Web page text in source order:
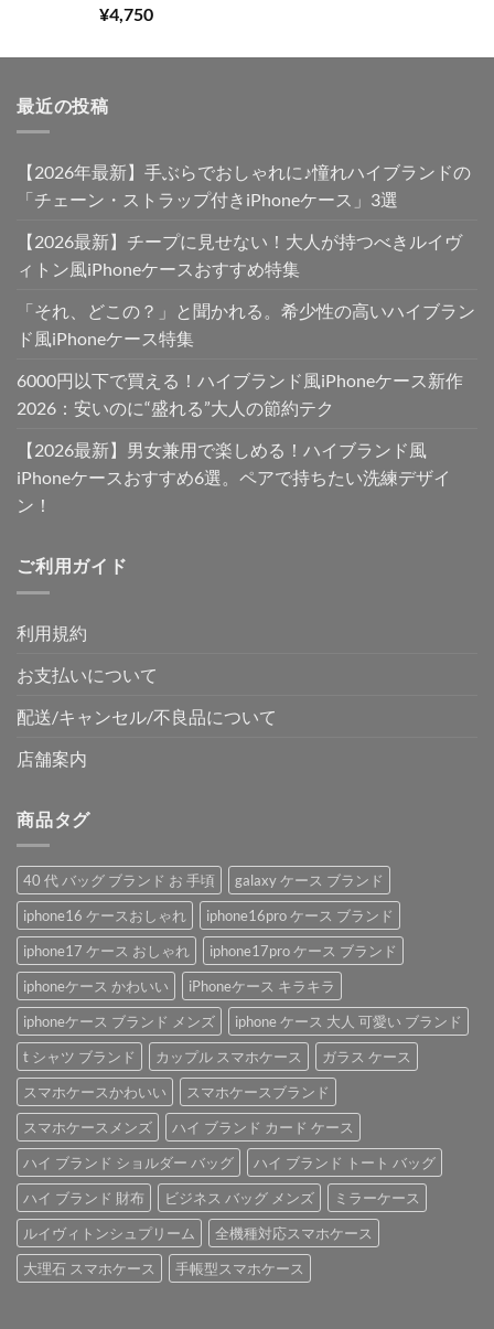
5段階中
5.00
¥4,750
最近の投稿
【2026年最新】手ぶらでおしゃれに♪憧れハイブランドの
「チェーン・ストラップ付きiPhoneケース」3選
【2026最新】チープに見せない！大人が持つべきルイヴ
ィトン風iPhoneケースおすすめ特集
「それ、どこの？」と聞かれる。希少性の高いハイブラン
ド風iPhoneケース特集
6000円以下で買える！ハイブランド風iPhoneケース新作
2026：安いのに“盛れる”大人の節約テク
【2026最新】男女兼用で楽しめる！ハイブランド風
iPhoneケースおすすめ6選。ペアで持ちたい洗練デザイ
ン！
ご利用ガイド
利用規約
お支払いについて
配送/キャンセル/不良品について
店舗案内
商品タグ
40 代 バッグ ブランド お 手頃
galaxy ケース ブランド
iphone16 ケースおしゃれ
iphone16pro ケース ブランド
iphone17 ケース おしゃれ
iphone17pro ケース ブランド
iphoneケース かわいい
iPhoneケース キラキラ
iphoneケース ブランド メンズ
iphone ケース 大人 可愛い ブランド
t シャツ ブランド
カップル スマホケース
ガラス ケース
スマホケースかわいい
スマホケースブランド
スマホケースメンズ
ハイ ブランド カード ケース
ハイ ブランド ショルダー バッグ
ハイ ブランド トート バッグ
ハイ ブランド 財布
ビジネス バッグ メンズ
ミラーケース
ルイヴィトンシュプリーム
全機種対応スマホケース
大理石 スマホケース
手帳型スマホケース